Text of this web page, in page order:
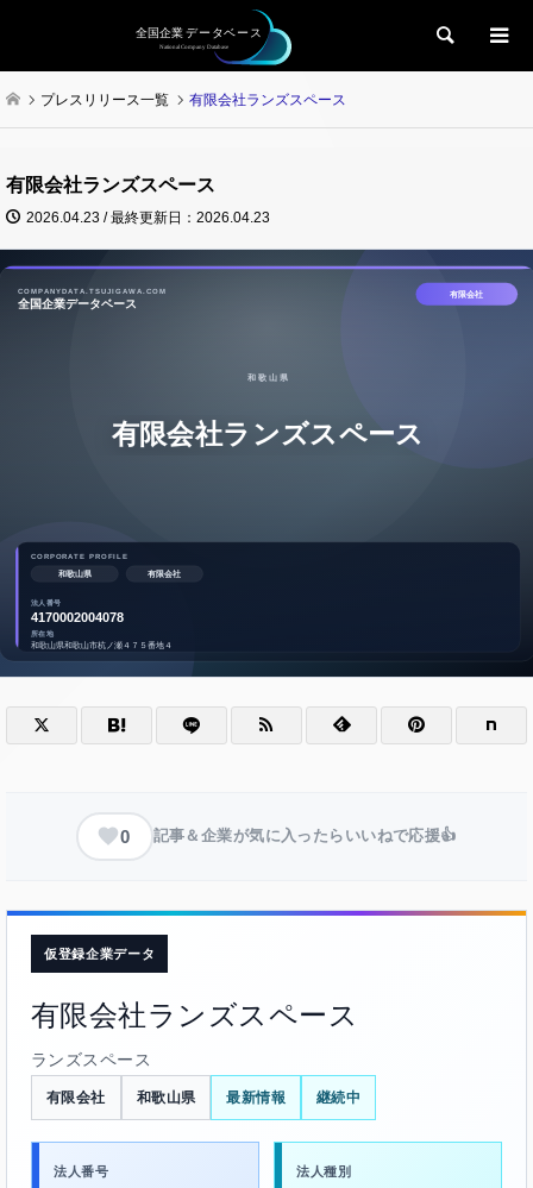
検索
プレスリリース一覧 有限会社ランズスペース
有限会社ランズスペース
2026.04.23 / 最終更新日：2026.04.23
0 記事＆企業が気に入ったらいいねで応援👍
仮登録企業データ
有限会社ランズスペース
ランズスペース
有限会社 和歌山県 最新情報 継続中
法人番号 法人種別